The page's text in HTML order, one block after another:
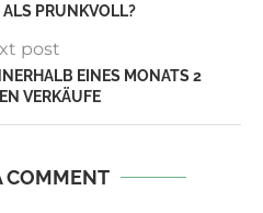
PRUNKVOLL?
post
EINES MONATS 2
VERKÄUFE
COMMENT